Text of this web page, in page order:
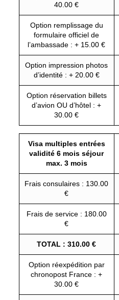
40.00 €
Option remplissage du
formulaire officiel de
l’ambassade : + 15.00 €
Option impression photos
d’identité : + 20.00 €
Option réservation billets
d’avion OU d’hôtel : +
30.00 €
Visa multiples entrées
validité 6 mois séjour
max. 3 mois
Frais consulaires : 130.00
€
Frais de service : 180.00
€
TOTAL : 310.00 €
Option réexpédition par
chronopost France : +
30.00 €